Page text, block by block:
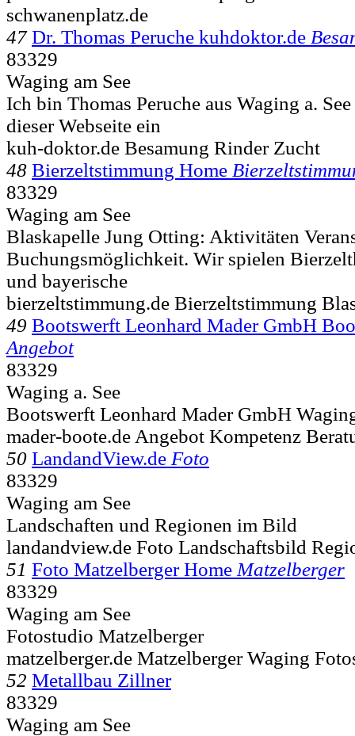
schwanenplatz.de
47 Dr. Thomas Peruche kuhdoktor.de
83329
Waging am See
Ich bin Thomas Peruche aus Waging a.
dieser Webseite ein
kuh-doktor.de Besamung Rinder Zucht
48 Bierzeltstimmung Home
83329
Waging am See
Blaskapelle Jung Otting: Aktivitäten
Buchungsmöglichkeit. Wir spielen
und bayerische
bierzeltstimmung.de Bierzeltstimmung
49 Bootswerft Leonhard Mader GmbH
Angebot
83329
Waging a. See
Bootswerft Leonhard Mader GmbH
mader-boote.de Angebot Kompetenz
50 LandandView.de Foto
83329
Waging am See
Landschaften und Regionen im Bild
landandview.de Foto Landschaftsbild
51 Foto Matzelberger Home Matzelberger
83329
Waging am See
Fotostudio Matzelberger
matzelberger.de Matzelberger Waging
52 Metallbau Zillner
83329
Waging am See